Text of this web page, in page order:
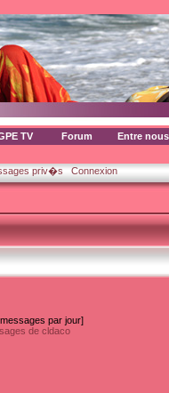
TV Forum Entre nous
priv�s Connexion
par jour]
de cldaco